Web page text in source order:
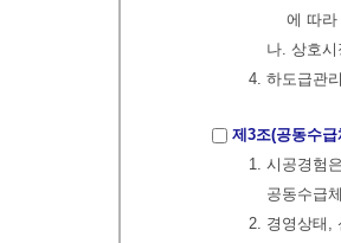
에 따
나. 상호
4. 하도급관
제3조(공동수
1. 시공경험
공동수급
2. 경영상태,